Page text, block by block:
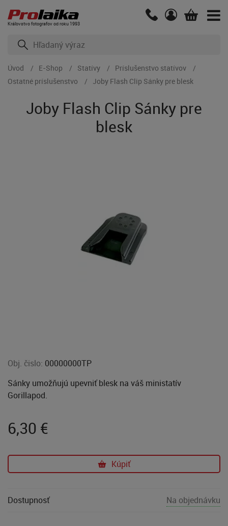
Kráľovstvo fotografov od roku 1993
Úvod E-Shop Statívy
Príslušenstvo statívov
Ostatné príslušenstvo
Joby Flash Clip Sánky pre blesk
Joby Flash Clip Sánky pre
blesk
Obj. čislo: 00000000TP
Sánky umožňujú upevniť blesk na váš ministatív
Gorillapod.
6,30 €
Kúpiť
Dostupnosť Na objednávku